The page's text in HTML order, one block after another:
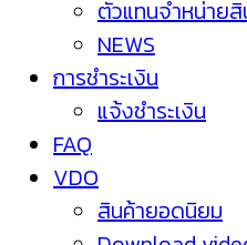
ตัวแทนจำหน่าย
NEWS
การชำระเงิน
แจ้งชำระเงิน
FAQ
VDO
สินค้ายอดนิยม